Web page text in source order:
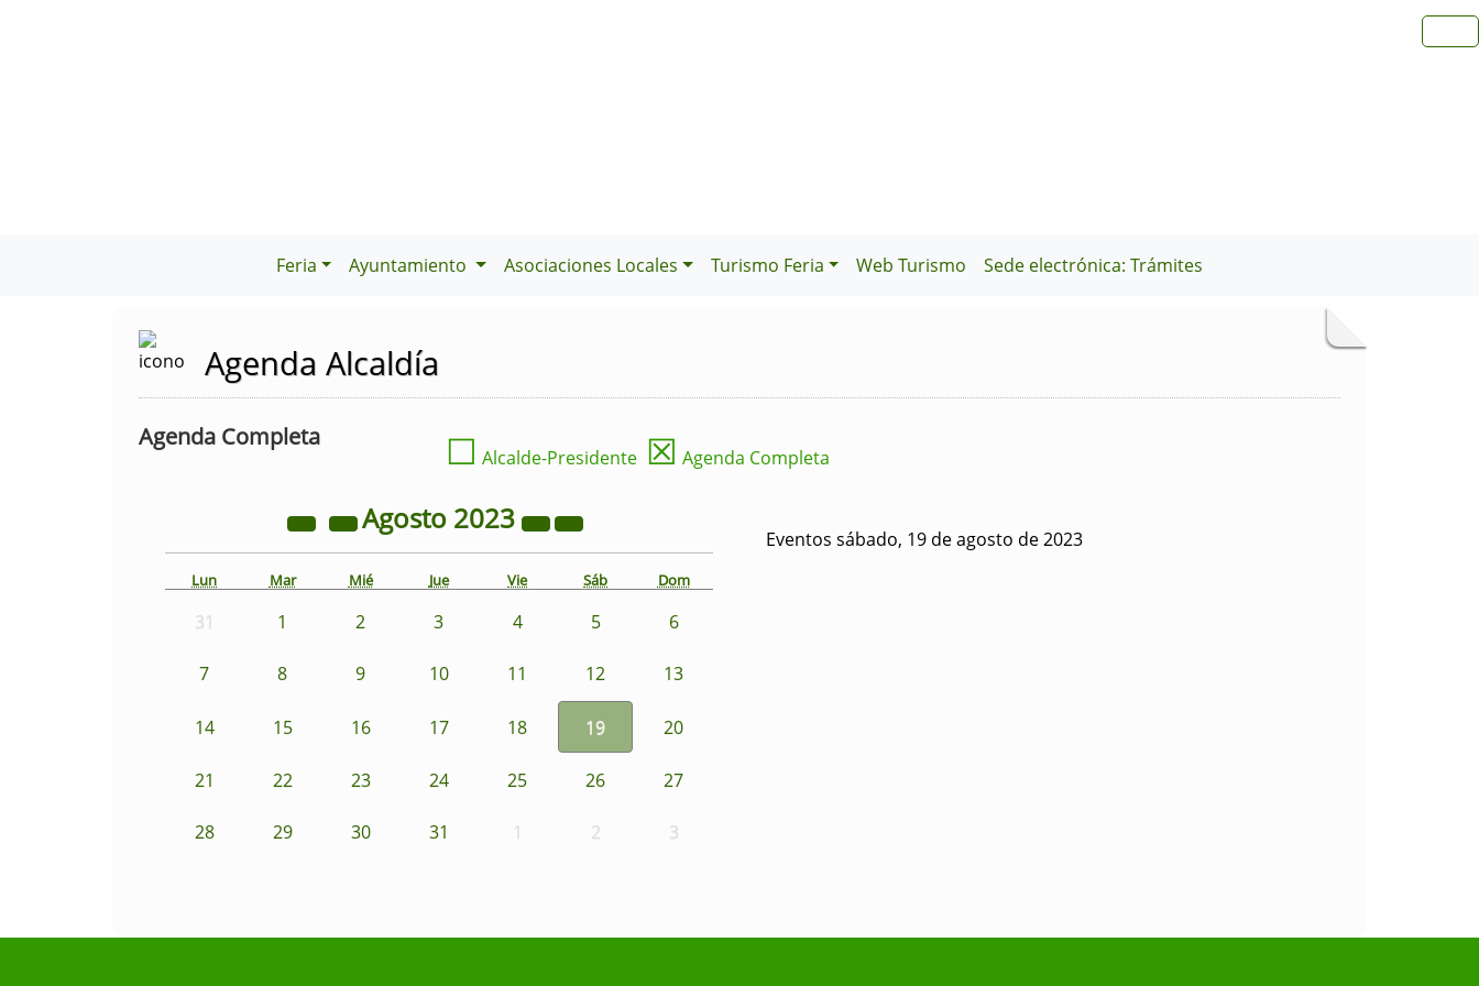
Feria Ayuntamiento Asociaciones Locales Turismo Feria Web Turismo Sede electrónica: Trámites
Agenda Alcaldía
Agenda Completa ☐ Alcalde-Presidente ☒ Agenda Completa
Agosto 2023
Lun Mar Mié Jue Vie Sáb Dom
31 1 2 3 4 5 6
7 8 9 10 11 12 13
14 15 16 17 18 19 20
21 22 23 24 25 26 27
28 29 30 31 1 2 3
Eventos sábado, 19 de agosto de 2023